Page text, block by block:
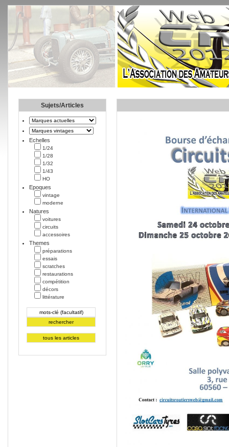
Sujets/Articles
Echelles
1/24
1/28
1/32
1/43
HO
Epoques
vintage
moderne
Natures
voitures
circuits
accessoires
Themes
préparations
essais
scratches
restaurations
compétition
décors
littérature